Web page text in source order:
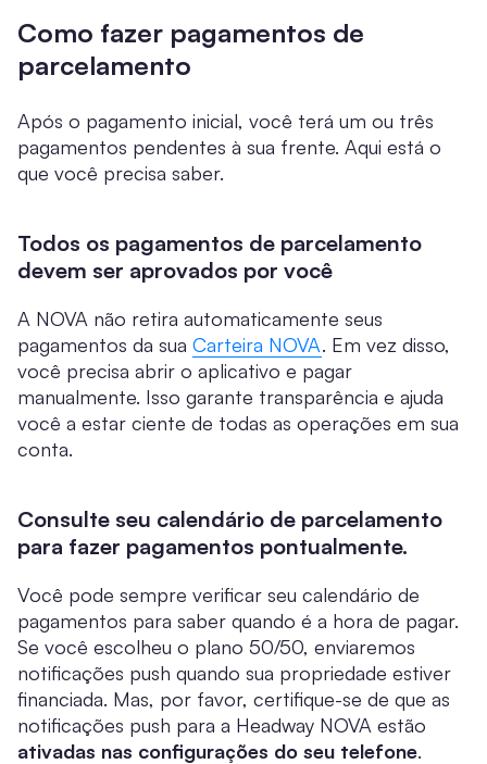
Como fazer pagamentos de
parcelamento
Após o pagamento inicial, você terá um ou três
pagamentos pendentes à sua frente. Aqui está o
que você precisa saber.
Todos os pagamentos de parcelamento
devem ser aprovados por você
A NOVA não retira automaticamente seus
pagamentos da sua Carteira NOVA. Em vez disso,
você precisa abrir o aplicativo e pagar
manualmente. Isso garante transparência e ajuda
você a estar ciente de todas as operações em sua
conta.
Consulte seu calendário de parcelamento
para fazer pagamentos pontualmente.
Você pode sempre verificar seu calendário de
pagamentos para saber quando é a hora de pagar.
Se você escolheu o plano 50/50, enviaremos
notificações push quando sua propriedade estiver
financiada. Mas, por favor, certifique-se de que as
notificações push para a Headway NOVA estão
ativadas nas configurações do seu telefone.